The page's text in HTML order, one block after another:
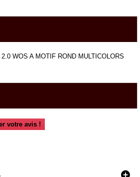
WOS A MOTIF ROND MULTICOLORS
votre avis !